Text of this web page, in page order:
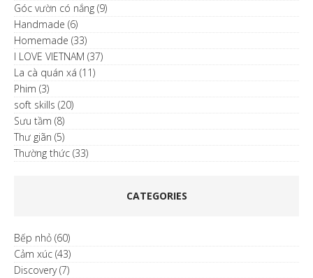
Góc vườn có nắng (9)
Handmade (6)
Homemade (33)
I LOVE VIETNAM (37)
La cà quán xá (11)
Phim (3)
soft skills (20)
Sưu tầm (8)
Thư giãn (5)
Thường thức (33)
CATEGORIES
Bếp nhỏ (60)
Cảm xúc (43)
Discovery(7)